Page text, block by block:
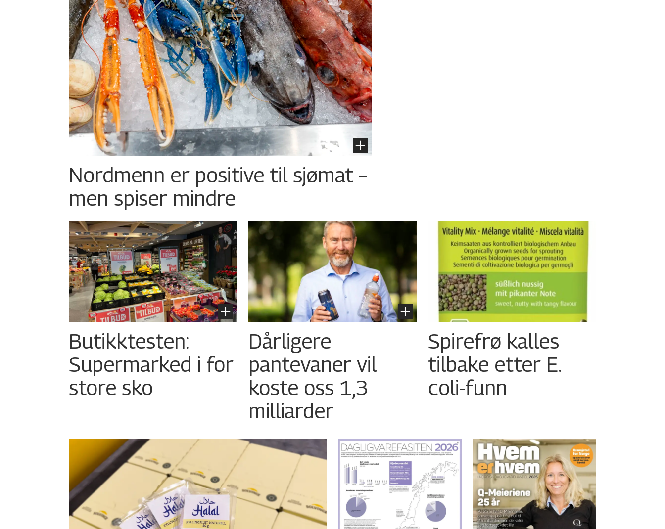
Nordmenn er positive til sjømat –
men spiser mindre
Butikktesten:
Supermarked i for
store sko
Dårligere
pantevaner vil
koste oss 1,3
milliarder
Spirefrø kalles
tilbake etter E.
coli-funn